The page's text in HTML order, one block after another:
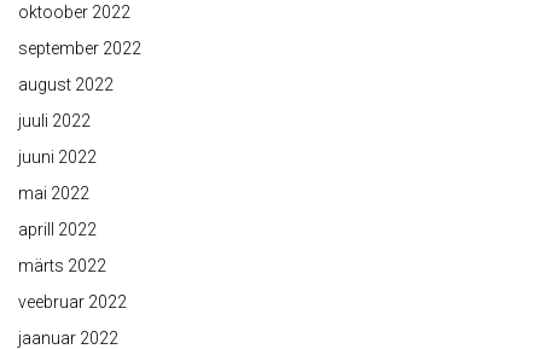
oktoober 2022
september 2022
august 2022
juuli 2022
juuni 2022
mai 2022
aprill 2022
märts 2022
veebruar 2022
jaanuar 2022